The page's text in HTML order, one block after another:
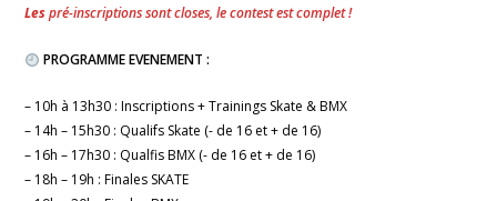
Lespré-inscriptions sont closes, le contest est complet !
PROGRAMME EVENEMENT :
– 10h à 13h30 : Inscriptions + Trainings Skate & BMX
– 14h – 15h30 : Qualifs Skate (- de 16 et + de 16)
– 16h – 17h30 : Qualfis BMX (- de 16 et + de 16)
– 18h – 19h : Finales SKATE